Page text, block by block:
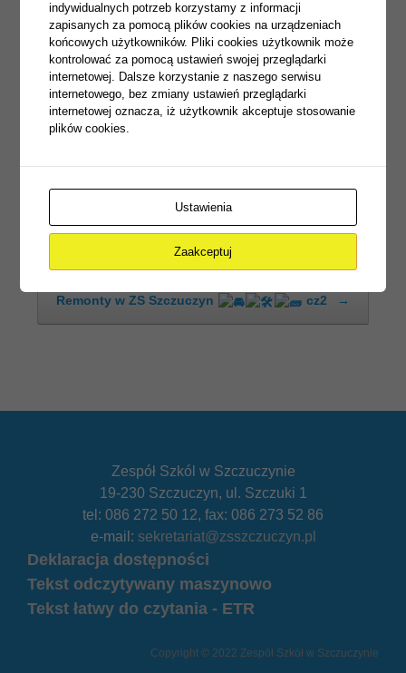
pojazdów samochodowych.
Post navigation
← Kapsuła Czasu w ZS w Szczuczynie
Remonty w ZS Szczuczyn cz2 →
Zespół Szkól w Szczuczynie
19-230 Szczuczyn, ul. Szczuki 1
tel: 086 272 50 12, fax: 086 273 52 86
e-mail: sekretariat@zsszczuczyn.pl
Deklaracja dostępności
Tekst odczytywany maszynowo
Tekst łatwy do czytania - ETR
Copyright © 2022 Zespół Szkół w Szczuczynie
indywidualnych potrzeb korzystamy z informacji
zapisanych za pomocą plików cookies na urządzeniach
końcowych użytkowników. Pliki cookies użytkownik może
kontrolować za pomocą ustawień swojej przeglądarki
internetowej. Dalsze korzystanie z naszego serwisu
internetowego, bez zmiany ustawień przeglądarki
internetowej oznacza, iż użytkownik akceptuje stosowanie
plików cookies.
Ustawienia
Zaakceptuj